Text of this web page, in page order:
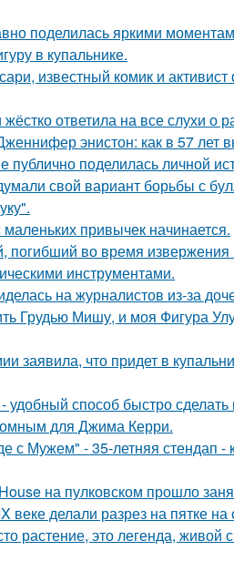
поделилась яркими
в купальнике.
известный комик и
ответила на все слухи о
энистон: как в 57 лет
публично поделилась личной
свой вариант борьбы с
привычек начинается.
погибший во время
инструментами.
на журналистов из-за
Грудью Мишу, и моя Фигура
заявила, что придет в
удобный способ быстро
для Джима Керри.
с Мужем" - 35-летняя стендап -
на пулковском прошло
делали разрез на пятке на
растение, это легенда,